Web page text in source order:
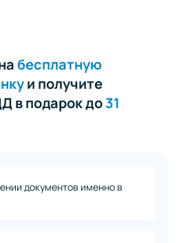
бесплатную
и получите
в подарок до31
документов именно в